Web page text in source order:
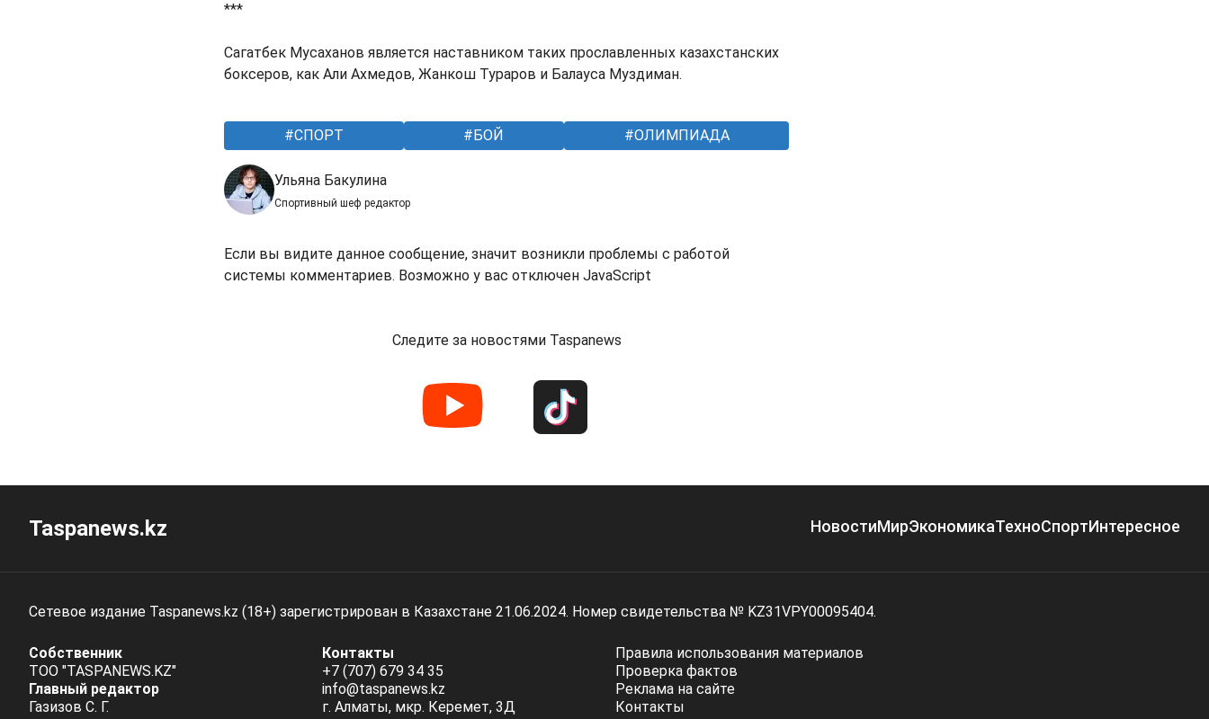
***
Сагатбек Мусаханов является наставником таких прославленных казахстанских
боксеров, как Али Ахмедов, Жанкош Тураров и Балауса Муздиман.
СПОРТ БОЙ ОЛИМПИАДА
Ульяна Бакулина
Спортивный шеф редактор
Если вы видите данное сообщение, значит возникли проблемы с работой
системы комментариев. Возможно у вас отключен JavaScript
Следите за новостями Taspanews
Taspanews.kz НовостиМирЭкономикаТехноСпортИнтересное
Сетевое издание Taspanews.kz (18+) зарегистрирован в Казахстане 21.06.2024. Номер свидетельства № KZ31VPY00095404.
Собственник
ТОО "TASPANEWS.KZ"
Главный редактор
Газизов С. Г.
Контакты
+7 (707) 679 34 35
info@taspanews.kz
г. Алматы, мкр. Керемет, 3Д
Правила использования материалов
Проверка фактов
Реклама на сайте
Контакты